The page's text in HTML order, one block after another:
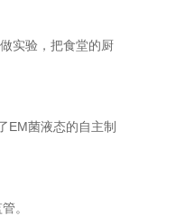
实验，把食堂的厨
EM菌液态的自主制
。